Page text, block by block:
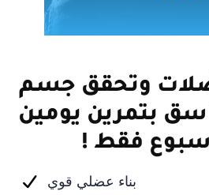
وتحقق جسم
بتمرين يومين
فقط !
بناء عضلي قوي